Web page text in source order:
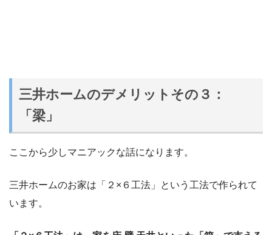
三井ホームのデメリットその３：
「梁」
ここから少しマニアックな話になります。
三井ホームのお家は「２×６工法」という工法で作られて
います。